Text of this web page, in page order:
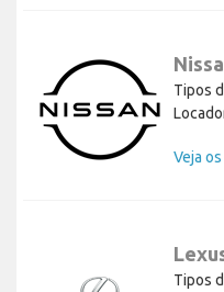
Tipos
Veja
Tipos